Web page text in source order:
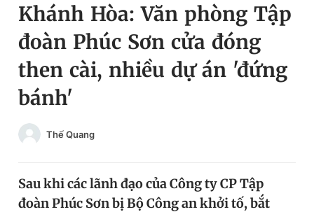
Chuyên mục
Chuyên mục khác
Chào ngày mới
Tin thị trường
Video Magazine
Đổi mật khẩu
Tin đã lưu
Khánh Hòa: Văn phòng Tập
đoàn Phúc Sơn cửa đóng
then cài, nhiều dự án 'đứng
bánh'
Thế Quang
Sau khi các lãnh đạo của Công ty CP Tập
đoàn Phúc Sơn bị Bộ Công an khởi tố, bắt